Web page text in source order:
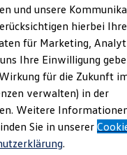
und unsere
hierbei Ihre
für Marketing,
Ihre Einwilligung
für die Zukunft
verwalten) in der
Weitere
Sie in unserer
.